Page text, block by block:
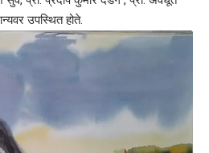
उपस्थित होते.